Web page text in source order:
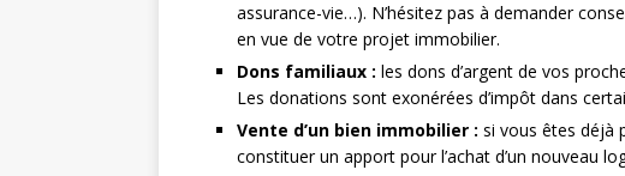
assurance-vie…). N’hésitez pas à demander
en vue de votre projet immobilier.
Dons familiaux : les dons d’argent de vos
Les donations sont exonérées d’impôt dans
Vente d’un bien immobilier : si vous êtes déjà
constituer un apport pour l’achat d’un nouveau